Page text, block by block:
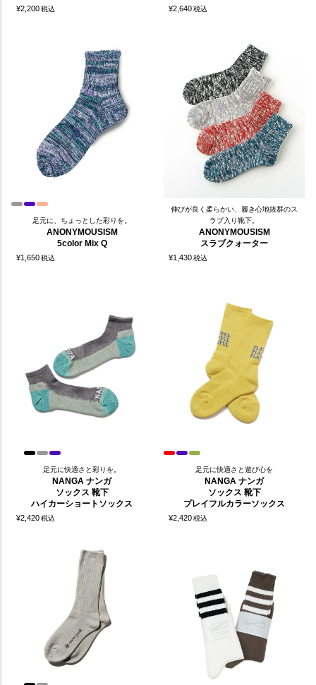
¥2,200税込 ¥2,640税込
足元に、ちょっとした彩りを。
ANONYMOUSISM
5color Mix Q
¥1,650税込
伸びが良く柔らかい、履き心地抜群のス
ラブ入り靴下。
ANONYMOUSISM
スラブクォーター
¥1,430税込
足元に快適さと彩りを。
NANGA ナンガ
ソックス 靴下
ハイカーショートソックス
¥2,420税込
足元に快適さと遊び心を
NANGA ナンガ
ソックス 靴下
プレイフルカラーソックス
¥2,420税込